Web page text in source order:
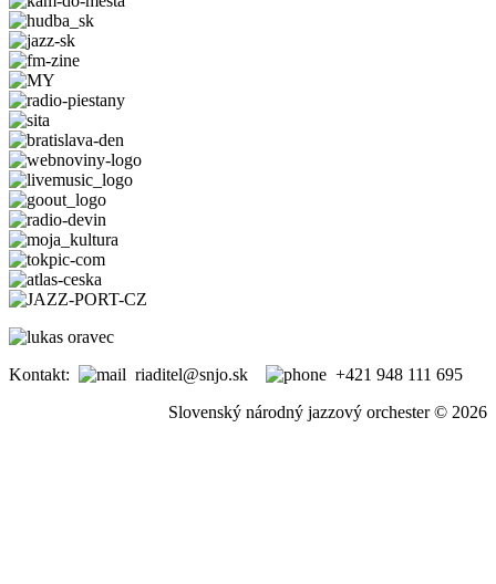
Kontakt: riaditel@snjo.sk
+421 948 111 695
Slovenský národný jazzový orchester © 2026